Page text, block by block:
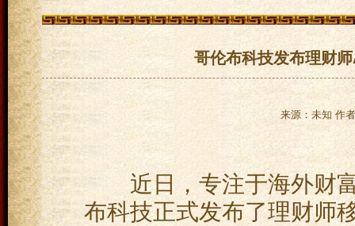
豹发力
哥伦布科技发布理财
来源：未知 作
近日，专注于海外财富
布科技正式发布了理财师